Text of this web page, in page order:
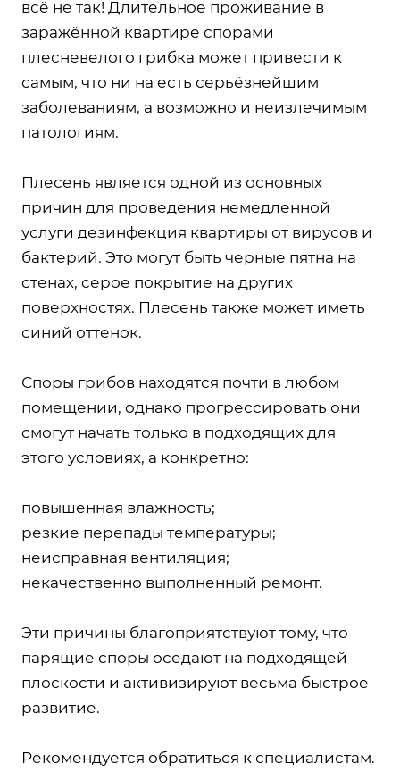
всё не так! Длительное проживание в
заражённой квартире спорами
плесневелого грибка может привести к
самым, что ни на есть серьёзнейшим
заболеваниям, а возможно и неизлечимым
патологиям.
Плесень является одной из основных
причин для проведения немедленной
услуги дезинфекция квартиры от вирусов и
бактерий. Это могут быть черные пятна на
стенах, серое покрытие на других
поверхностях. Плесень также может иметь
синий оттенок.
Споры грибов находятся почти в любом
помещении, однако прогрессировать они
смогут начать только в подходящих для
этого условиях, а конкретно:
повышенная влажность;
резкие перепады температуры;
неисправная вентиляция;
некачественно выполненный ремонт.
Эти причины благоприятствуют тому, что
парящие споры оседают на подходящей
плоскости и активизируют весьма быстрое
развитие.
Рекомендуется обратиться к специалистам.